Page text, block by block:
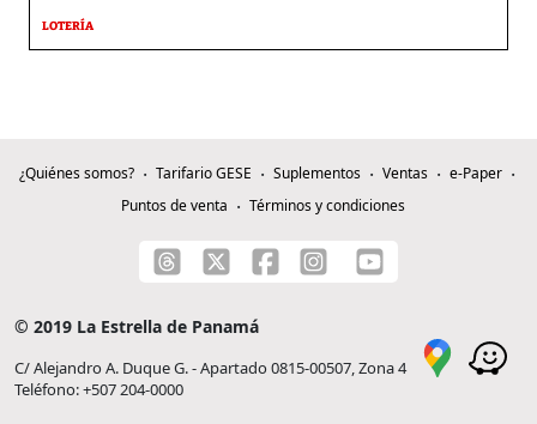
LOTERÍA
¿Quiénes somos? Tarifario GESE Suplementos Ventas
e-Paper
Puntos de venta
Términos y condiciones
© 2019 La Estrella de Panamá
C/ Alejandro A. Duque G. - Apartado 0815-00507, Zona 4
Teléfono: +507 204-0000